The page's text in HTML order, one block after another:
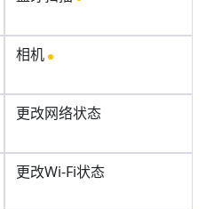
相机
更改网络状态
更改Wi-Fi状态